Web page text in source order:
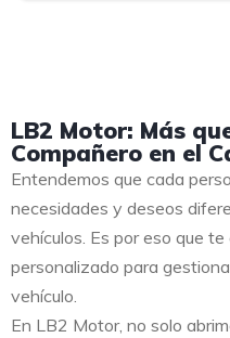
LB2 Motor: Más
Compañero en el
Entendemos que cada
necesidades y deseos
vehículos. Es por eso que
personalizado para
vehículo.
En LB2 Motor, no solo